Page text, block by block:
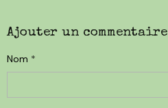
Ajouter un commentaire
Nom